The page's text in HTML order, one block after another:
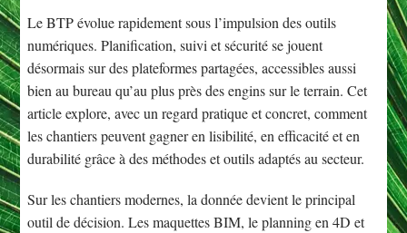
Le BTP évolue rapidement sous l’impulsion des outils
numériques. Planification, suivi et sécurité se jouent
désormais sur des plateformes partagées, accessibles aussi
bien au bureau qu’au plus près des engins sur le terrain. Cet
article explore, avec un regard pratique et concret, comment
les chantiers peuvent gagner en lisibilité, en efficacité et en
durabilité grâce à des méthodes et outils adaptés au secteur.
Sur les chantiers modernes, la donnée devient le principal
outil de décision. Les maquettes BIM, le planning en 4D et